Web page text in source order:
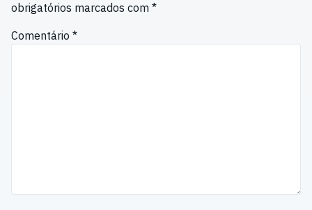
obrigatórios marcados com *
Comentário *